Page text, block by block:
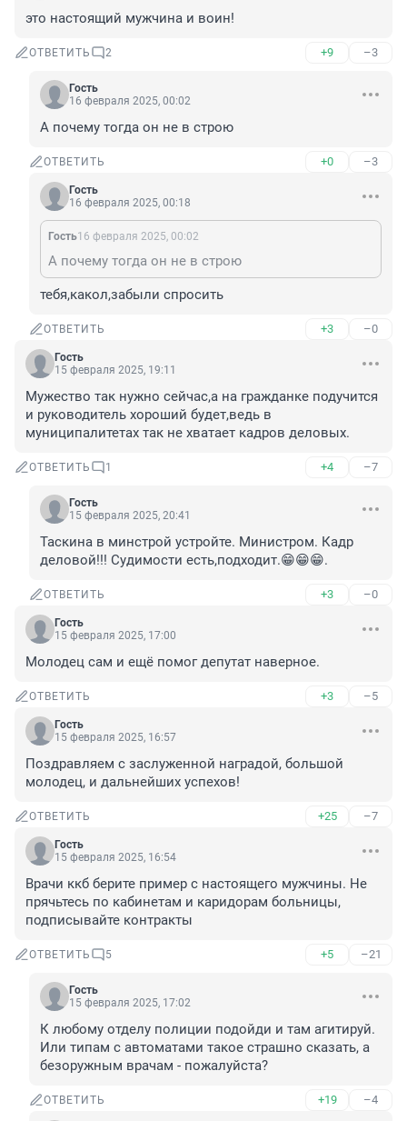
это настоящий мужчина и воин!
ОТВЕТИТЬ 2 +9 –3
Гость
16 февраля 2025, 00:02
А почему тогда он не в строю
ОТВЕТИТЬ +0 –3
Гость
16 февраля 2025, 00:18
Гость16 февраля 2025, 00:02
А почему тогда он не в строю
тебя,какол,забыли спросить
ОТВЕТИТЬ +3 –0
Гость
15 февраля 2025, 19:11
Мужество так нужно сейчас,а на гражданке подучится
и руководитель хороший будет,ведь в
муниципалитетах так не хватает кадров деловых.
ОТВЕТИТЬ 1 +4 –7
Гость
15 февраля 2025, 20:41
Таскина в минстрой устройте. Министром. Кадр
деловой!!! Судимости есть,подходит.😁😁😁.
ОТВЕТИТЬ +3 –0
Гость
15 февраля 2025, 17:00
Молодец сам и ещё помог депутат наверное.
ОТВЕТИТЬ +3 –5
Гость
15 февраля 2025, 16:57
Поздравляем с заслуженной наградой, большой
молодец, и дальнейших успехов!
ОТВЕТИТЬ +25 –7
Гость
15 февраля 2025, 16:54
Врачи ккб берите пример с настоящего мужчины. Не
прячьтесь по кабинетам и каридорам больницы,
подписывайте контракты
ОТВЕТИТЬ 5 +5 –21
Гость
15 февраля 2025, 17:02
К любому отделу полиции подойди и там агитируй.
Или типам с автоматами такое страшно сказать, а
безоружным врачам - пожалуйста?
ОТВЕТИТЬ +19 –4